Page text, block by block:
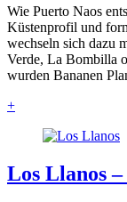
Wie Puerto Naos
Küstenprofil und
wechseln sich dazu
Verde, La Bombilla
wurden Bananen
+
Los Llanos